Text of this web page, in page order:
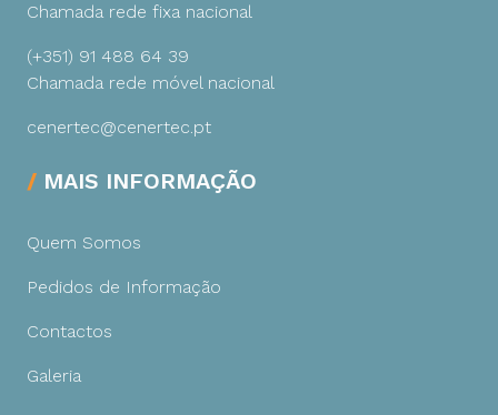
Chamada rede fixa nacional
(+351) 91 488 64 39
Chamada rede móvel nacional
cenertec@cenertec.pt
MAIS INFORMAÇÃO
Quem Somos
Pedidos de Informação
Contactos
Galeria